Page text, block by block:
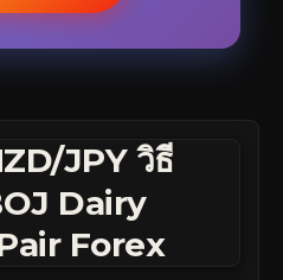
JPY วิธี
Dairy
Forex